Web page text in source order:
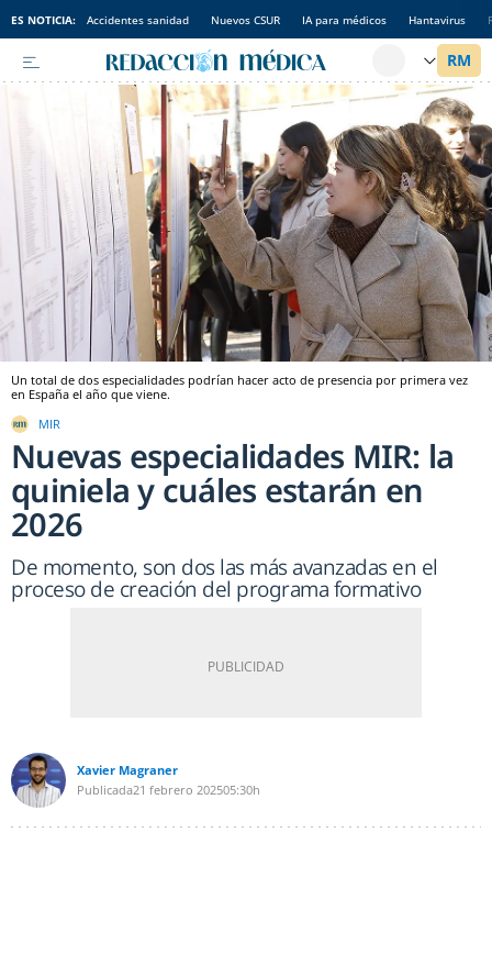
ES NOTICIA: Accidentes sanidad Nuevos CSUR IA para médicos Hantavirus
Un total de dos especialidades podrían hacer acto de presencia por primera vez
en España el año que viene.
MIR
Nuevas especialidades MIR: la
quiniela y cuáles estarán en
2026
De momento, son dos las más avanzadas en el
proceso de creación del programa formativo
Xavier Magraner
Publicada21 febrero 202505:30h